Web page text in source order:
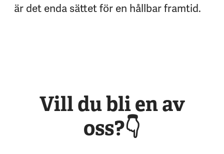
är det enda sättet för en hållbar framtid.
Vill du bli en av
oss?👇